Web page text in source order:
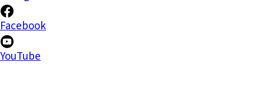
Facebook
YouTube